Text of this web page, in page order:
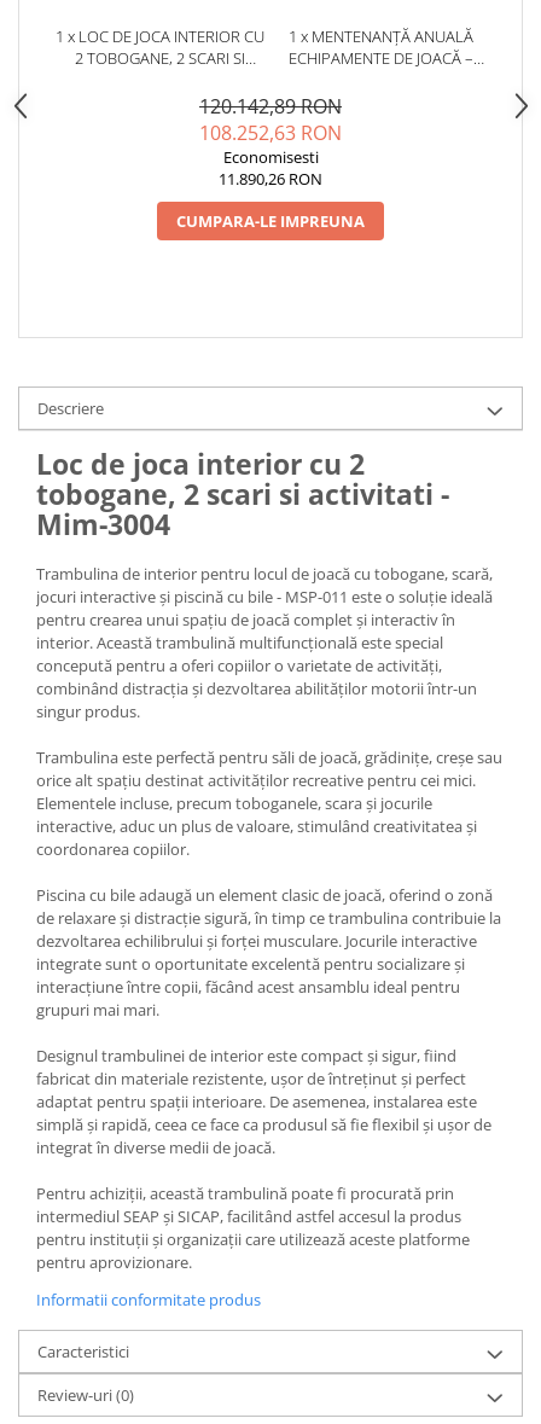
1 x LOC DE JOCA INTERIOR CU
2 TOBOGANE, 2 SCARI SI
1 x MENTENANȚĂ ANUALĂ
ECHIPAMENTE DE JOACĂ –
CONFORM SR EN 1176
120.142,89 RON
108.252,63 RON
Economisesti
11.890,26 RON
CUMPARA-LE IMPREUNA
Descriere
Loc de joca interior cu 2
tobogane, 2 scari si activitati -
Mim-3004
Trambulina de interior pentru locul de joacă cu tobogane, scară,
jocuri interactive și piscină cu bile - MSP-011 este o soluție ideală
pentru crearea unui spațiu de joacă complet și interactiv în
interior. Această trambulină multifuncțională este special
concepută pentru a oferi copiilor o varietate de activități,
combinând distracția și dezvoltarea abilităților motorii într-un
singur produs.
Trambulina este perfectă pentru săli de joacă, grădinițe, creșe sau
orice alt spațiu destinat activităților recreative pentru cei mici.
Elementele incluse, precum toboganele, scara și jocurile
interactive, aduc un plus de valoare, stimulând creativitatea și
coordonarea copiilor.
Piscina cu bile adaugă un element clasic de joacă, oferind o zonă
de relaxare și distracție sigură, în timp ce trambulina contribuie la
dezvoltarea echilibrului și forței musculare. Jocurile interactive
integrate sunt o oportunitate excelentă pentru socializare și
interacțiune între copii, făcând acest ansamblu ideal pentru
grupuri mai mari.
Designul trambulinei de interior este compact și sigur, fiind
fabricat din materiale rezistente, ușor de întreținut și perfect
adaptat pentru spații interioare. De asemenea, instalarea este
simplă și rapidă, ceea ce face ca produsul să fie flexibil și ușor de
integrat în diverse medii de joacă.
Pentru achiziții, această trambulină poate fi procurată prin
intermediul SEAP și SICAP, facilitând astfel accesul la produs
pentru instituții și organizații care utilizează aceste platforme
pentru aprovizionare.
Informatii conformitate produs
Caracteristici
Review-uri(0)